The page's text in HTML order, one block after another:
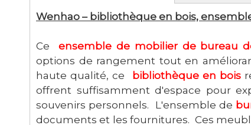
Wenhao – bibliothèque en bois,
Ceensemble de mobilier de bureau
options de rangement tout en
haute qualité, ce bibliothèque en bois
offrent suffisamment d'espace pour
souvenirs personnels. L'ensemble de
documents et les fournitures. Ces